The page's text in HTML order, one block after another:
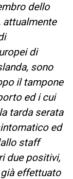
dello
attualmente
di
sono
il tampone
ed i cui
tarda serata
ed
staff
due positivi,
effettuato